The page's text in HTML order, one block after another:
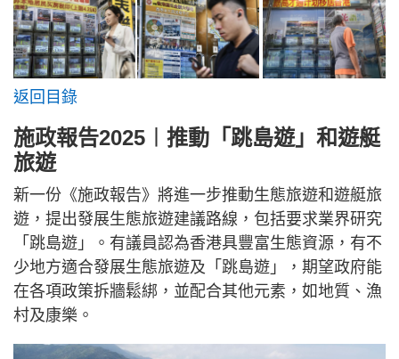
返回目錄
施政報告2025︱推動「跳島遊」和遊艇
旅遊
新一份《施政報告》將進一步推動生態旅遊和遊艇旅
遊，提出發展生態旅遊建議路線，包括要求業界研究
「跳島遊」。有議員認為香港具豐富生態資源，有不
少地方適合發展生態旅遊及「跳島遊」，期望政府能
在各項政策拆牆鬆綁，並配合其他元素，如地質、漁
村及康樂。